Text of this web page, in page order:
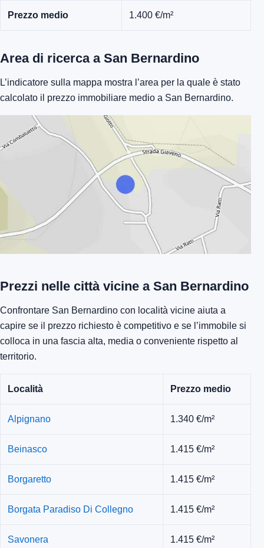
Prezzo medio 1.400 €/m²
Area di ricerca a San Bernardino
L’indicatore sulla mappa mostra l’area per la quale è stato
calcolato il prezzo immobiliare medio a San Bernardino.
Prezzi nelle città vicine a San Bernardino
Confrontare San Bernardino con località vicine aiuta a
capire se il prezzo richiesto è competitivo e se l’immobile si
colloca in una fascia alta, media o conveniente rispetto al
territorio.
Località Prezzo medio
Alpignano 1.340 €/m²
Beinasco 1.415 €/m²
Borgaretto 1.415 €/m²
Borgata Paradiso Di Collegno 1.415 €/m²
Savonera 1.415 €/m²